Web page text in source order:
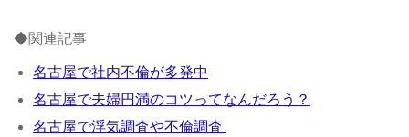
◆関連記事
名古屋で社内不倫が多発中
名古屋で夫婦円満のコツってなんだろう？
名古屋で浮気調査や不倫調査